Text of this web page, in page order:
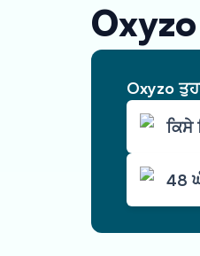
Oxyzo
ਕਿਸੇ
48